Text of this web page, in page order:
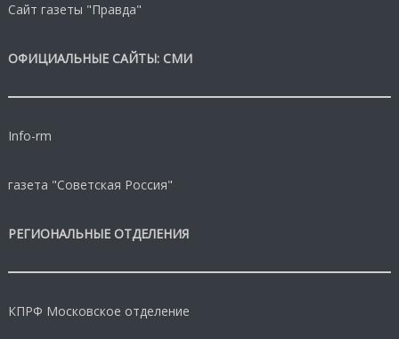
Сайт газеты "Правда"
ОФИЦИАЛЬНЫЕ САЙТЫ: СМИ
Info-rm
газета "Советская Россия"
РЕГИОНАЛЬНЫЕ ОТДЕЛЕНИЯ
КПРФ Московское отделение